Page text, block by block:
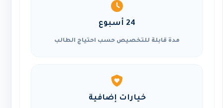
24 أسبوع
مدة قابلة للتخصيص حسب احتياج الطالب
خيارات إضافية